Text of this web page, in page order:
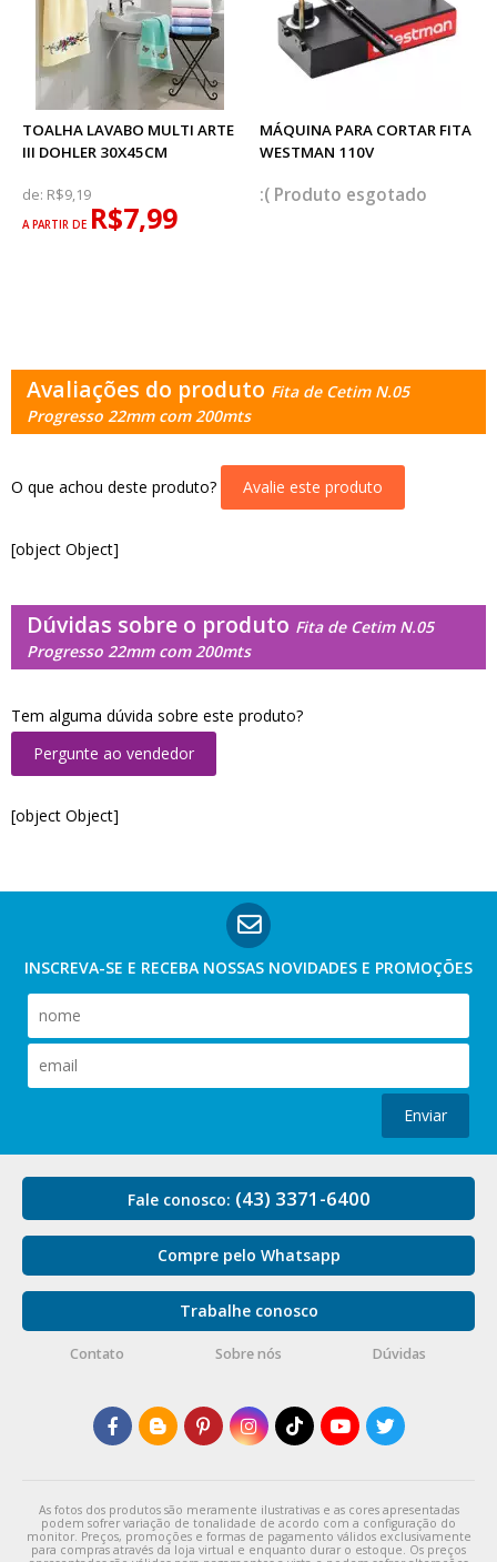
TOALHA LAVABO MULTI ARTE
III DOHLER 30X45CM
de: R$9,19
A PARTIR DE R$7,99
MÁQUINA PARA CORTAR FITA
WESTMAN 110V
esgotado
Avaliações do produto Fita de Cetim N.05
Progresso 22mm com 200mts
O que achou deste produto? Avalie este produto
[object Object]
Dúvidas sobre o produto Fita de Cetim N.05
Progresso 22mm com 200mts
Tem alguma dúvida sobre este produto?
Pergunte ao vendedor
[object Object]
INSCREVA-SE E RECEBA NOSSAS NOVIDADES E PROMOÇÕES
Enviar
Fale conosco: (43) 3371-6400
Compre pelo Whatsapp
Trabalhe conosco
Contato Sobre nós Dúvidas
As fotos dos produtos são meramente ilustrativas e as cores apresentadas
podem sofrer variação de tonalidade de acordo com a configuração do
monitor. Preços, promoções e formas de pagamento válidos exclusivamente
para compras através da loja virtual e enquanto durar o estoque. Os preços